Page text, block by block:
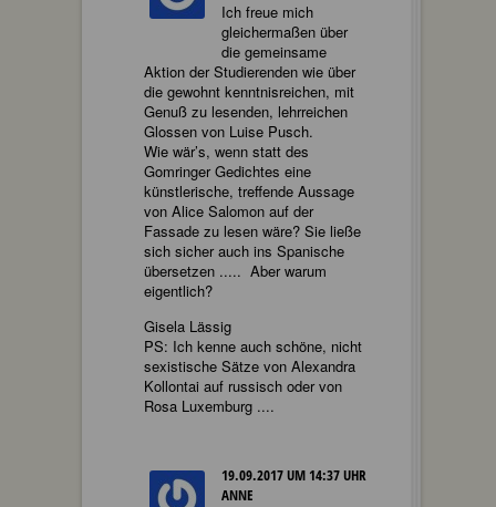
Ich freue mich
gleichermaßen über
die gemeinsame
Aktion der Studierenden wie über
die gewohnt kenntnisreichen, mit
Genuß zu lesenden, lehrreichen
Glossen von Luise Pusch.
Wie wär’s, wenn statt des
Gomringer Gedichtes eine
künstlerische, treffende Aussage
von Alice Salomon auf der
Fassade zu lesen wäre? Sie ließe
sich sicher auch ins Spanische
übersetzen ..... Aber warum
eigentlich?
Gisela Lässig
PS: Ich kenne auch schöne, nicht
sexistische Sätze von Alexandra
Kollontai auf russisch oder von
Rosa Luxemburg ....
19.09.2017 UM 14:37 UHR
ANNE